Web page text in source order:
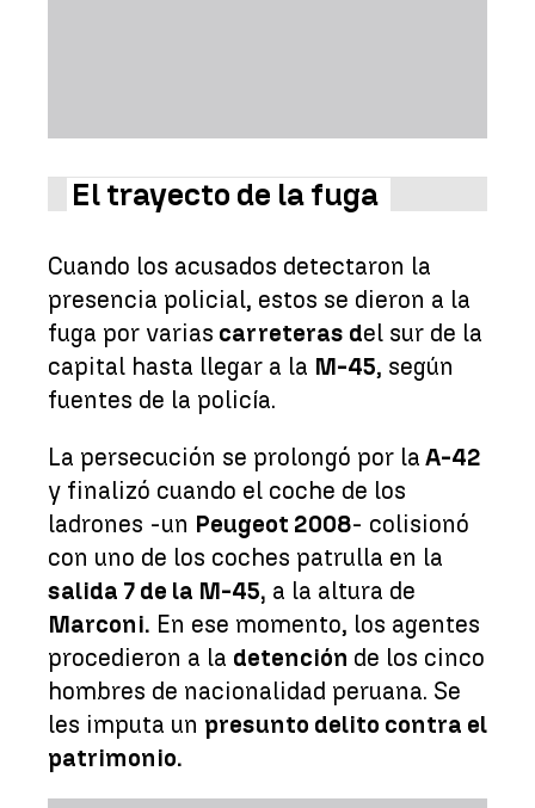
El trayecto de la fuga
Cuando los acusados detectaron la
presencia policial, estos se dieron a la
fuga por varias carreteras del sur de la
capital hasta llegar a la M-45, según
fuentes de la policía.
La persecución se prolongó por la A-42
y finalizó cuando el coche de los
ladrones -un Peugeot 2008- colisionó
con uno de los coches patrulla en la
salida 7 de la M-45, a la altura de
Marconi. En ese momento, los agentes
procedieron a la detención de los cinco
hombres de nacionalidad peruana. Se
les imputa un presunto delito contra el
patrimonio.